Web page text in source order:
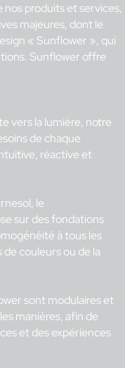
nos produits et services,
majeures, dont le
« Sunflower », qui
Sunflower offre
vers la lumière, notre
de chaque
réactive et
le
sur des fondations
à tous les
de couleurs ou de la
sont modulaires et
manières, afin de
et des expériences